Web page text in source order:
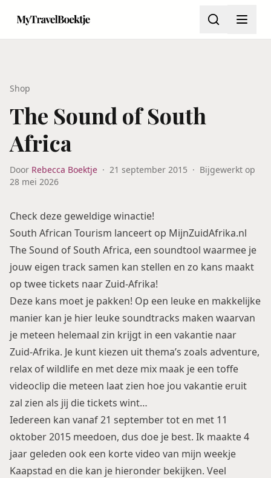
Shop
The Sound of South
Africa
Door Rebecca Boektje · 21 september 2015 · Bijgewerkt op
28 mei 2026
Check deze geweldige winactie!
South African Tourism lanceert op MijnZuidAfrika.nl
The Sound of South Africa, een soundtool waarmee je
jouw eigen track samen kan stellen en zo kans maakt
op twee tickets naar Zuid-Afrika!
Deze kans moet je pakken! Op een leuke en makkelijke
manier kan je hier leuke soundtracks maken waarvan
je meteen helemaal zin krijgt in een vakantie naar
Zuid-Afrika. Je kunt kiezen uit thema’s zoals adventure,
relax of wildlife en met deze mix maak je een toffe
videoclip die meteen laat zien hoe jou vakantie eruit
zal zien als jij die tickets wint…
Iedereen kan vanaf 21 september tot en met 11
oktober 2015 meedoen, dus doe je best. Ik maakte 4
jaar geleden ook een korte video van mijn weekje
Kaapstad en die kan je hieronder bekijken. Veel